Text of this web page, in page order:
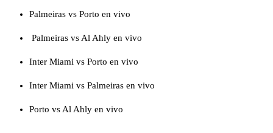
Palmeiras vs Porto en vivo
Palmeiras vs Al Ahly en vivo
Inter Miami vs Porto en vivo
Inter Miami vs Palmeiras en vivo
Porto vs Al Ahly en vivo